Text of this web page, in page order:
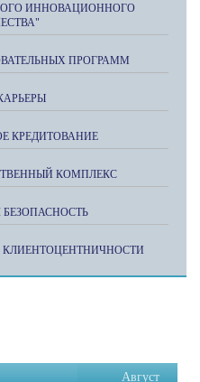
ИННОВАЦИОННОГО
ПРОГРАММ
КРЕДИТОВАНИЕ
КОМПЛЕКС
КЛИЕНТОЦЕНТНИЧНОСТИ
Август